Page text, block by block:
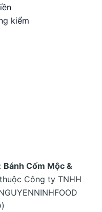
kiểm
Bánh Cốm Mộc &
Công ty TNHH